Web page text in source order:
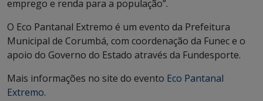
emprego e renda para a população”.
O Eco Pantanal Extremo é um evento da Prefeitura
Municipal de Corumbá, com coordenação da Funec e o
apoio do Governo do Estado através da Fundesporte.
Mais informações no site do evento Eco Pantanal
Extremo.